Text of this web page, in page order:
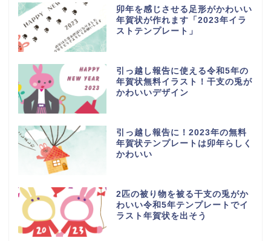
卯年を感じさせる足形がかわいい
年賀状が作れます「2023年イラ
ストテンプレート」
引っ越し報告に使える令和5年の
年賀状無料イラスト！干支の兎が
かわいいデザイン
引っ越し報告に！2023年の無料
年賀状テンプレートは卯年らしく
かわいい
2匹の被り物を被る干支の兎がか
わいい令和5年テンプレートでイ
ラスト年賀状を出そう